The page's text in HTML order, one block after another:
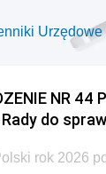
Urzędowe
NR 44
do
rok 2026